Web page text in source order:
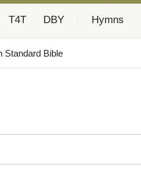
T4T DBY Hymns